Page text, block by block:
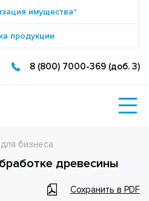
имущества"
продукции
8 (800) 7000-369 (доб. 3)
бизнеса
древесины
Сохранить в PDF